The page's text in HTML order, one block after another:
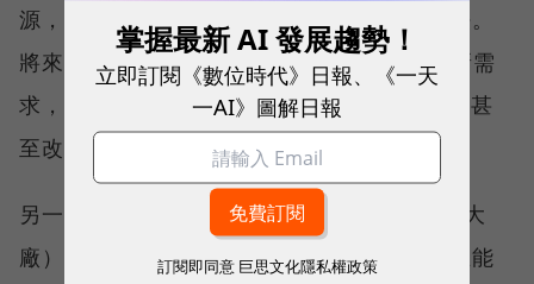
源，因此企業不能以使用核能做為達標的方法。
將來的發展可能會隨著AI應用所帶來的能源新需
求，促使RE100改變政策，將核能列入其中，甚
至改名為GE100 （Green Energy 100％）。
另一個情況是，上述這3家黃金會員（AI能耗大
廠），未來因使用核能無法履行百分之百再生能
掌握最新 AI 發展趨勢！
立即訂閱《數位時代》日報、《一天
一AI》圖解日報
訂閱即同意 巨思文化隱私權政策